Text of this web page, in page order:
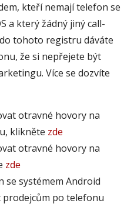
kteří nemají telefon se
a který žádný jiný call-
tohoto registru dáváte
že si nepřejete být
Více se dozvíte
otravné hovory na
klikněte zde
otravné hovory na
zde
se systémem Android
prodejcům po telefonu